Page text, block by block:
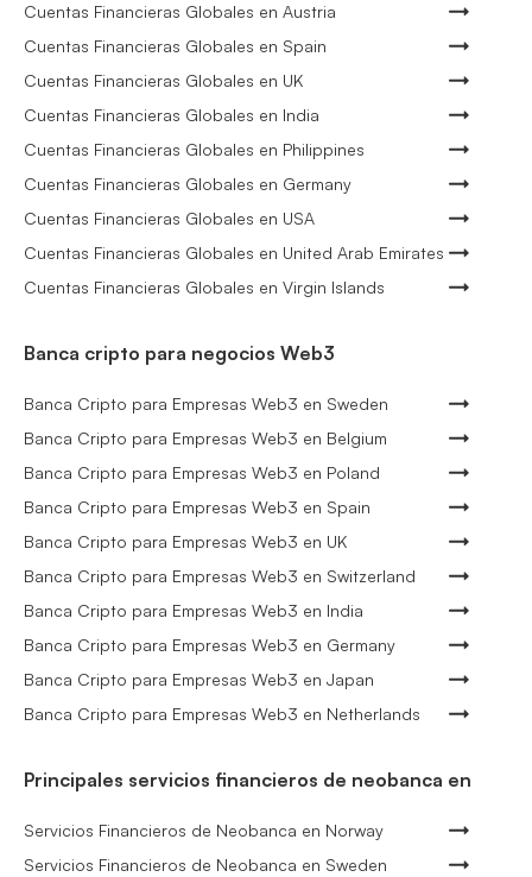
Cuentas Financieras Globales en Austria
Cuentas Financieras Globales en Spain
Cuentas Financieras Globales en UK
Cuentas Financieras Globales en India
Cuentas Financieras Globales en Philippines
Cuentas Financieras Globales en Germany
Cuentas Financieras Globales en USA
Cuentas Financieras Globales en United Arab Emirates
Cuentas Financieras Globales en Virgin Islands
Banca cripto para negocios Web3
Banca Cripto para Empresas Web3 en Sweden
Banca Cripto para Empresas Web3 en Belgium
Banca Cripto para Empresas Web3 en Poland
Banca Cripto para Empresas Web3 en Spain
Banca Cripto para Empresas Web3 en UK
Banca Cripto para Empresas Web3 en Switzerland
Banca Cripto para Empresas Web3 en India
Banca Cripto para Empresas Web3 en Germany
Banca Cripto para Empresas Web3 en Japan
Banca Cripto para Empresas Web3 en Netherlands
Principales servicios financieros de neobanca en
Servicios Financieros de Neobanca en Norway
Servicios Financieros de Neobanca en Sweden